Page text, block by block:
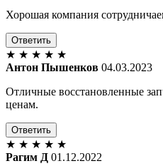
Хорошая компания
Ответить
★ ★ ★ ★ ★
Антон Пышенков 04.03.2023
Отличные восстановленные
ценам.
Ответить
★ ★ ★ ★ ★
Рагим Д 01.12.2022